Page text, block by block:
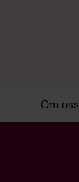
Om oss